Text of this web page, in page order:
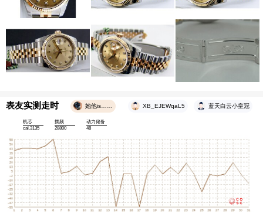
表友实测走时 她他is…… XB_EJEWqaL5 蓝天白云小皇冠
机芯
cal.3135
摆频
28800
动力储备
48